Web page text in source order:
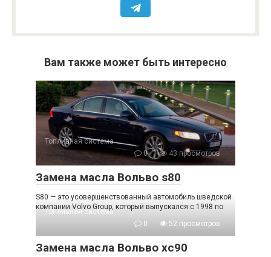
Вам также может быть интересно
Топливная система
0
43 просмотров
Замена масла Вольво s80
S80 — это усовершенствованный автомобиль шведской
компании Volvo Group, который выпускался с 1998 по
Топливная система
0
52 просмотров
Замена масла Вольво хс90